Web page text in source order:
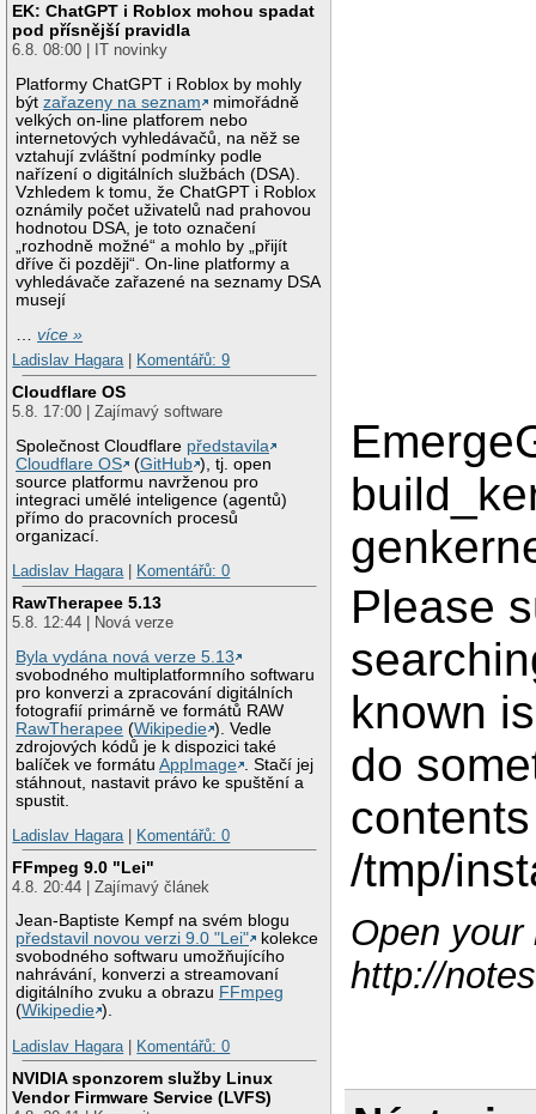
EK: ChatGPT i Roblox mohou spadat
pod přísnější pravidla
6.8. 08:00 | IT novinky
Platformy ChatGPT i Roblox by mohly
býtzařazeny na seznam
mimořádně
velkých on-line platforem nebo
internetových vyhledávačů, na něž se
vztahují zvláštní podmínky podle
nařízení o digitálních službách (DSA).
Vzhledem k tomu, že ChatGPT i Roblox
oznámily počet uživatelů nad prahovou
hodnotou DSA, je toto označení
„rozhodně možné“ a mohlo by „přijít
dříve či později“. On-line platformy a
vyhledávače zařazené na seznamy DSA
musejí
…více »
Ladislav Hagara| Komentářů: 9
Cloudflare OS
5.8. 17:00 | Zajímavý software
Společnost Cloudflare představila
Cloudflare OS
(GitHub ), tj. open
source platformu navrženou pro
integraci umělé inteligence (agentů)
přímo do pracovních procesů
organizací.
Ladislav Hagara| Komentářů: 0
RawTherapee 5.13
5.8. 12:44 | Nová verze
Byla vydána nová verze 5.13
svobodného multiplatformního softwaru
pro konverzi a zpracování digitálních
fotografií primárně ve formátů RAW
RawTherapee (Wikipedie ). Vedle
zdrojových kódů je k dispozici také
balíček ve formátuAppImage
. Stačí jej
stáhnout, nastavit právo ke spuštění a
spustit.
Ladislav Hagara| Komentářů: 0
FFmpeg 9.0 "Lei"
4.8. 20:44 | Zajímavý článek
Jean-Baptiste Kempf na svém blogu
představil novou verzi 9.0 "Lei"
kolekce
svobodného softwaru umožňujícího
nahrávání, konverzi a streamovaní
digitálního zvuku a obrazu FFmpeg
(Wikipedie ).
Ladislav Hagara| Komentářů: 0
NVIDIA sponzorem služby Linux
Vendor Firmware Service (LVFS)
Please
known
do
/tmp/
Open
http://